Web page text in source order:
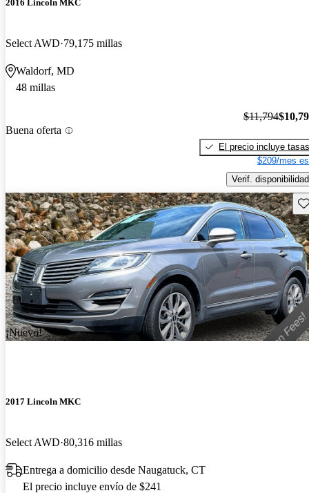
2016 Lincoln MKC
Select AWD 79,175 millas
Waldorf, MD
48 millas
Buena oferta
$11,794
El precio incluye tasas
$209/mes
Verif. disponibilidad
¡Nuevo!
2017 Lincoln MKC
Select AWD 80,316 millas
Entrega a domicilio desde Naugatuck, CT
El precio incluye envío de $241